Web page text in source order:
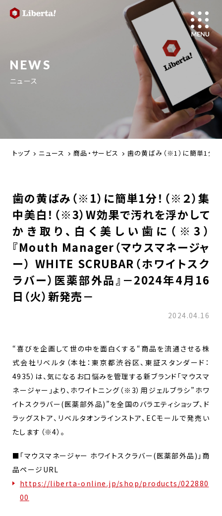
NEWS
ニュース
トップ ニュース 商品・サービス 歯の黄ばみ（※1）に簡単1分！
歯の黄ばみ（※1）に簡単1分！（※２）集
中美白！（※3）W効果で汚れを浮かして
かき取り、白く美しい歯に（※3）
『Mouth Manager​（マウスマネージャ
ー） WHITE SCRUBAR（ホワイトスク
ラバー）医薬部外品』－2024年4月16
日（火）新発売－
2024.04.16
“喜びを企画して世の中を面白くする“商品を流通させる株
式会社リベルタ（本社：東京都渋谷区、東証スタンダード：
4935）は、気になるお口悩みを管理する新ブランド「マウスマ
ネージャー」より、ホワイトニング（※3）用ジェルブラシ”ホワ
イトスクラバー(医薬部外品)”を全国のバラエティショップ、ド
ラッグストア、リベルタオンラインストア、ECモールで発売い
たします（※4）。
■「マウスマネージャー ホワイトスクラバー(医薬部外品)」商
品ページURL
https://liberta-online.jp/shop/products/022880
00